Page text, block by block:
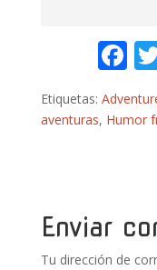
F
ac
e
k
Etiquetas:
aventuras, Humor
Enviar
Tu dirección de